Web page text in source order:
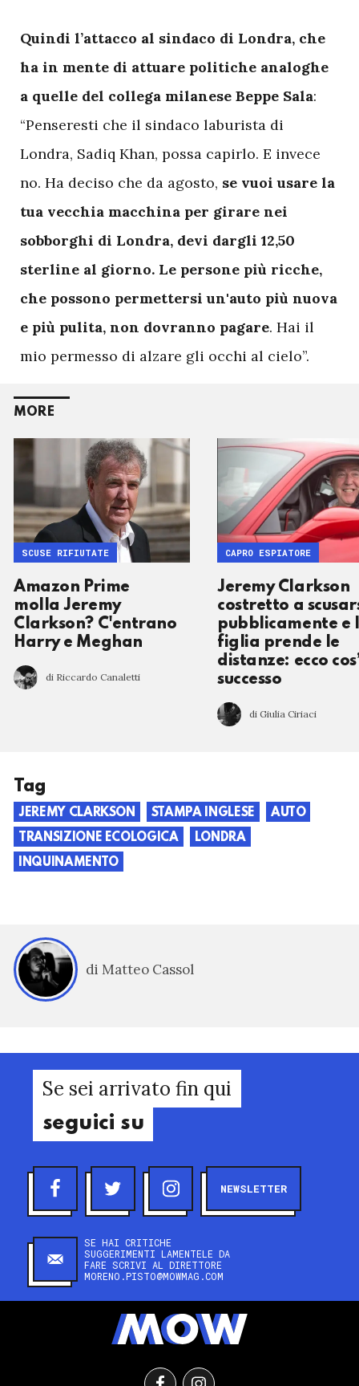
Quindi l’attacco al sindaco di Londra, che
ha in mente di attuare politiche analoghe
a quelle del collega milanese Beppe Sala:
“Penseresti che il sindaco laburista di
Londra, Sadiq Khan, possa capirlo. E invece
no. Ha deciso che da agosto, se vuoi usare la
tua vecchia macchina per girare nei
sobborghi di Londra, devi dargli 12,50
sterline al giorno. Le persone più ricche,
che possono permettersi un'auto più nuova
e più pulita, non dovranno pagare. Hai il
mio permesso di alzare gli occhi al cielo”.
MORE
Amazon Prime
molla Jeremy
Clarkson? C'entrano
Harry e Meghan
di Riccardo Canaletti
SCUSE RIFIUTATE
Jeremy Clarkson
costretto a
pubblicamente e
figlia prende le
distanze: ecco
successo
di Giulia Ciriaci
CAPRO ESPIATORE
Tag
JEREMY CLARKSON STAMPA INGLESE
AUTO
TRANSIZIONE ECOLOGICA
LONDRA
INQUINAMENTO
di Matteo Cassol
Se sei arrivato fin qui
seguici su
NEWSLETTER
SE HAI CRITICHE
SUGGERIMENTI LAMENTELE DA
FARE SCRIVI AL DIRETTORE
MORENO.PISTO@MOWMAG.COM